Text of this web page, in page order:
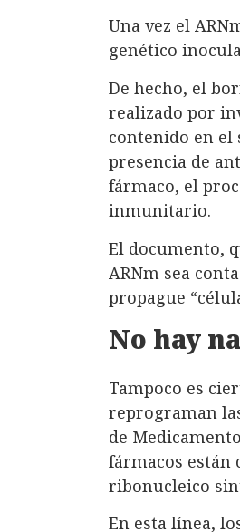
Una vez el
genético
De hecho, el
realizado por
contenido en el
presencia de
fármaco, el
inmunitario.
El documento,
ARNm sea
propague
No hay
Tampoco es
reprograman
de
fármacos están
ribonucleico
En esta línea,